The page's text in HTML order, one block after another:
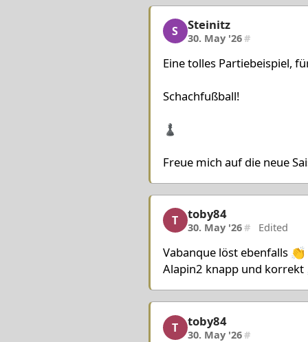
King g8
Queen b7 Rook
Steinitz, 3/12, 30. May
S Steinitz
30. May '26#
Eine tolles Partiebeispiel,
Schachfußball!
♟️
Freue mich auf die neue
toby84, 4/12, 30. May '26
T toby84
30. May '26# Edited
Vabanque löst ebenfalls 👏
Alapin2 knapp und korrekt
toby84, 5/12, 30. May '26
T toby84
30. May '26#